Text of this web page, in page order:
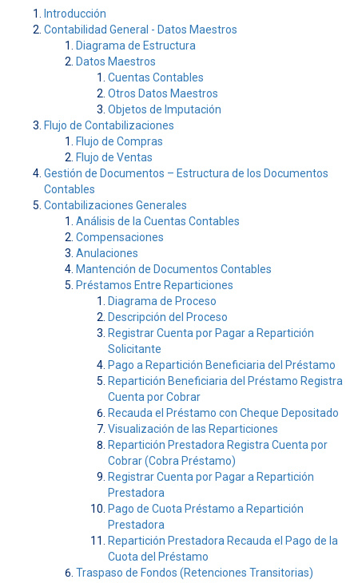
Introducción
Contabilidad General - Datos Maestros
Diagrama de Estructura
Datos Maestros
Cuentas Contables
Otros Datos Maestros
Objetos de Imputación
Flujo de Contabilizaciones
Flujo de Compras
Flujo de Ventas
Gestión de Documentos – Estructura de los Documentos
Contables
Contabilizaciones Generales
Análisis de la Cuentas Contables
Compensaciones
Anulaciones
Mantención de Documentos Contables
Préstamos Entre Reparticiones
Diagrama de Proceso
Descripción del Proceso
Registrar Cuenta por Pagar a Repartición
Solicitante
Pago a Repartición Beneficiaria del Préstamo
Repartición Beneficiaria del Préstamo Registra
Cuenta por Cobrar
Recauda el Préstamo con Cheque Depositado
Visualización de las Reparticiones
Repartición Prestadora Registra Cuenta por
Cobrar (Cobra Préstamo)
Registrar Cuenta por Pagar a Repartición
Prestadora
Pago de Cuota Préstamo a Repartición
Prestadora
Repartición Prestadora Recauda el Pago de la
Cuota del Préstamo
Traspaso de Fondos (Retenciones Transitorias)